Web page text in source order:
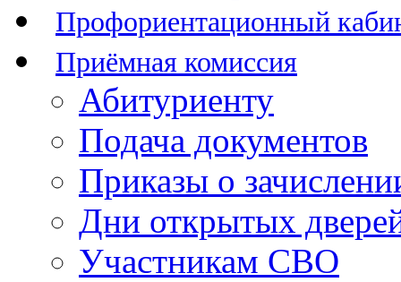
Профориентационный
Приёмная комиссия
Абитуриенту
Подача документов
Приказы о
Дни открытых
Участникам СВО